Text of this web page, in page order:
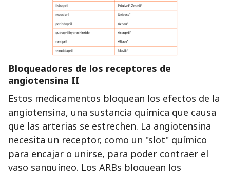
Bloqueadores de los receptores de
angiotensina II
Estos medicamentos bloquean los efectos de la
angiotensina, una sustancia química que causa
que las arterias se estrechen. La angiotensina
necesita un receptor, como un "slot" químico
para encajar o unirse, para poder contraer el
vaso sanguíneo. Los ARBs bloquean los